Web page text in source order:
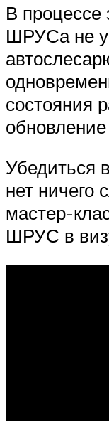
В
ШРУСа не
состояния
Убедиться
нет ничего
мастер-
ШРУС в